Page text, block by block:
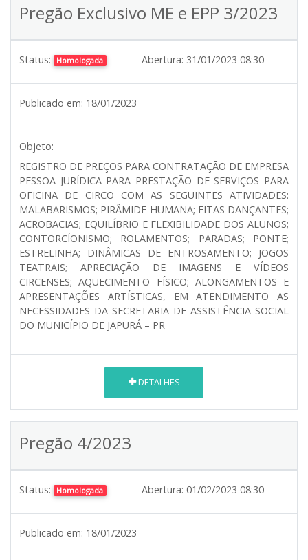
Pregão Exclusivo ME e EPP 3/2023
Status: Homologada Abertura: 31/01/2023 08:30
Publicado em: 18/01/2023
Objeto:
REGISTRO DE PREÇOS PARA CONTRATAÇÃO DE EMPRESA
PESSOA JURÍDICA PARA PRESTAÇÃO DE SERVIÇOS PARA
OFICINA DE CIRCO COM AS SEGUINTES ATIVIDADES:
MALABARISMOS; PIRÂMIDE HUMANA; FITAS DANÇANTES;
ACROBACIAS; EQUILÍBRIO E FLEXIBILIDADE DOS ALUNOS;
CONTORCÍONISMO; ROLAMENTOS; PARADAS; PONTE;
ESTRELINHA; DINÂMICAS DE ENTROSAMENTO; JOGOS
TEATRAIS; APRECIAÇÃO DE IMAGENS E VÍDEOS
CIRCENSES; AQUECIMENTO FÍSICO; ALONGAMENTOS E
APRESENTAÇÕES ARTÍSTICAS, EM ATENDIMENTO AS
NECESSIDADES DA SECRETARIA DE ASSISTÊNCIA SOCIAL
DO MUNICÍPIO DE JAPURÁ – PR
DETALHES
Pregão 4/2023
Status: Homologada Abertura: 01/02/2023 08:30
Publicado em: 18/01/2023